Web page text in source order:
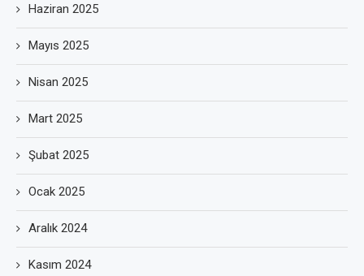
Haziran 2025
Mayıs 2025
Nisan 2025
Mart 2025
Şubat 2025
Ocak 2025
Aralık 2024
Kasım 2024